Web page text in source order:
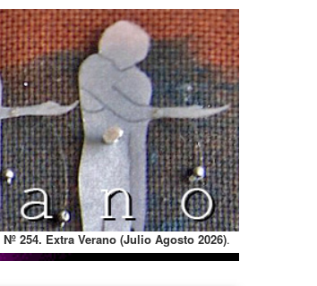
Nº 254. Extra Verano (Julio Agosto 2026).